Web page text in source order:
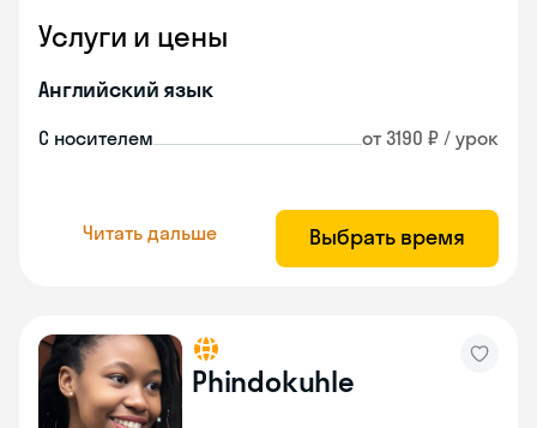
Услуги и цены
Английский язык
С носителем от 3190 ₽ / урок
Читать дальше Выбрать время
Phindokuhle